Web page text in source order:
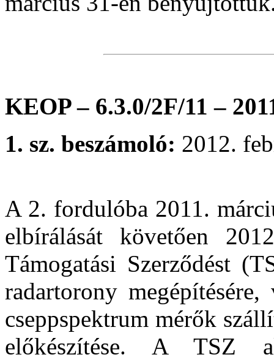
KEOP – 6.3.0/2F/11 –
1. sz. beszámoló: 2012.
A 2. fordulóba 2011.
elbírálását követően
Támogatási Szerződést
radartorony
cseppspektrum mérők
előkészítése. A TSZ